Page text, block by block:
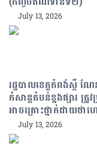
July 13, 2026
រដ្ឋបាលខេត្តកំពង់ស្ពឺ
កំសាន្តតំបន់ខ្នងផ្សារ ត្
អាចគ្រោះថ្នាក់ជាយថាហ
July 13, 2026